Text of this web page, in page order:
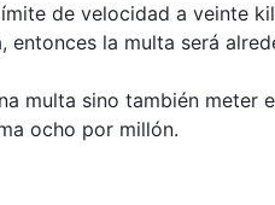
de velocidad a veinte
la multa será
multa sino también meter
ocho por millón.